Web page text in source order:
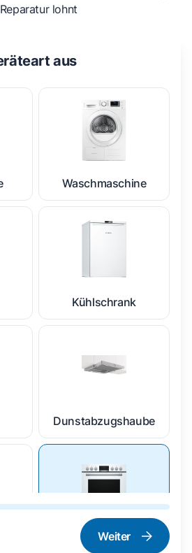
lohnt
aus
Waschmaschine
Kühlschrank
Dunstabzugshaube
Herd und Backofen
Weiter